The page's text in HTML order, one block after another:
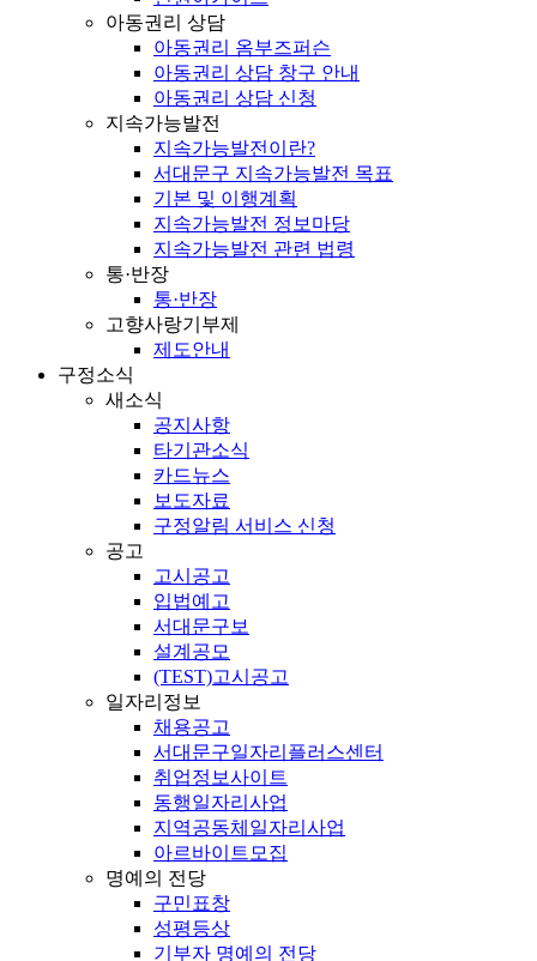
아동권리 상담
아동권리 옴부즈퍼슨
아동권리 상담 창구 안내
아동권리 상담 신청
지속가능발전
지속가능발전이란?
서대문구 지속가능발전 목표
기본 및 이행계획
지속가능발전 정보마당
지속가능발전 관련 법령
통·반장
통·반장
고향사랑기부제
제도안내
구정소식
새소식
공지사항
타기관소식
카드뉴스
보도자료
구정알림 서비스 신청
공고
고시공고
입법예고
서대문구보
설계공모
(TEST)고시공고
일자리정보
채용공고
서대문구일자리플러스센터
취업정보사이트
동행일자리사업
지역공동체일자리사업
아르바이트모집
명예의 전당
구민표창
성평등상
기부자 명예의 전당